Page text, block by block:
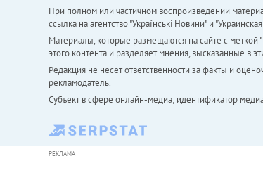
При полном или частичном воспроизведении
ссылка на агентство "Українськi Новини" и
Материалы, которые размещаются на сайте с меткой
этого контента и разделяет мнения, высказанные в
Редакция не несет ответственности за факты и
рекламодатель.
Субъект в сфере онлайн-медиа; идентификатор
РЕКЛАМА